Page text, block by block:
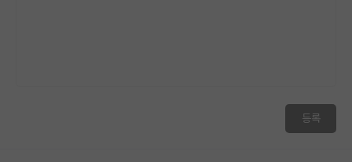
등록